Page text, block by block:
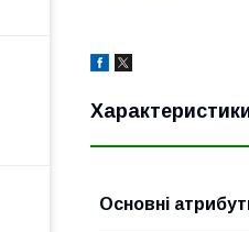
Основні